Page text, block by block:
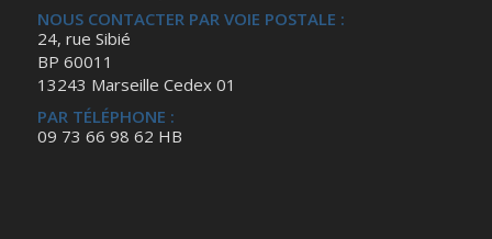
NOUS CONTACTER PAR VOIE POSTALE :
24, rue Sibié
BP 60011
13243 Marseille Cedex 01
PAR TÉLÉPHONE :
09 73 66 98 62 HB